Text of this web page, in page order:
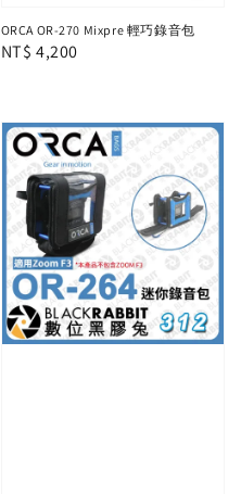
ORCA OR-270 Mixpre 輕巧錄音包
Regular
NT$ 4,200